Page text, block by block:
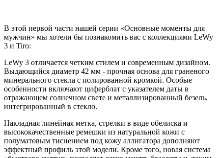
В этой первой части нашей серии «Основные моменты для
мужчин» мы хотели бы познакомить вас с коллекциями LeWy
3 и Tiro:
LeWy 3 отличается четким стилем и современным дизайном.
Выдающийся диаметр 42 мм - прочная основа для граненого
минерального стекла с полированной кромкой. Особые
особенности включают циферблат с указателем даты в
отражающем солнечном свете и металлизированный безель,
интегрированный в стекло.
Накладная линейная метка, стрелки в виде обелиска и
высококачественные ремешки из натуральной кожи с
полуматовым тиснением под кожу аллигатора дополняют
эффектный профиль этой модели. Кроме того, новая система